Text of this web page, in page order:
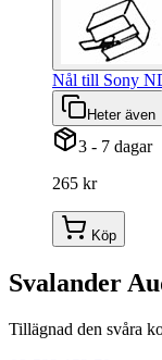
Nål till Sony
Heter även
3 - 7 dagar
265 kr
Köp
Svalander
Tillägnad den svåra